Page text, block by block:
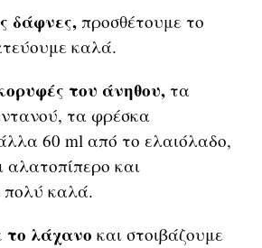
δάφνες, προσθέτουμε το
καλά.
του άνηθου, τα
τα φρέσκα
60 ml από το ελαιόλαδο,
αλατοπίπερο και
καλά.
το λάχανο και στοιβάζουμε